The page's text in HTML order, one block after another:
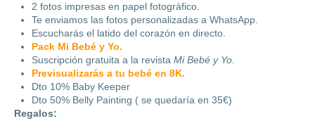
2 fotos impresas en papel fotográfico.
Te enviamos las fotos personalizadas a WhatsApp.
Escucharás el latido del corazón en directo.
Pack Mi Bebé y Yo.
Suscripción gratuita a la revistaMi Bebé y Yo.
Previsualizarás a tu bebé en 8K.
Dto 10% Baby Keeper
Dto 50% Belly Painting ( se quedaría en 35€)
Regalos: